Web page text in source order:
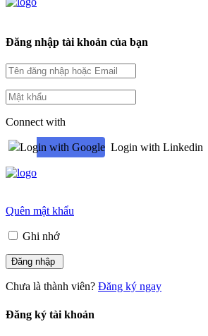
Đăng nhập tài khoản của bạn
Connect with
Login with Google Login with Linkedin
Quên mật khẩu
Ghi nhớ
Chưa là thành viên? Đăng ký ngay
Đăng ký tài khoản